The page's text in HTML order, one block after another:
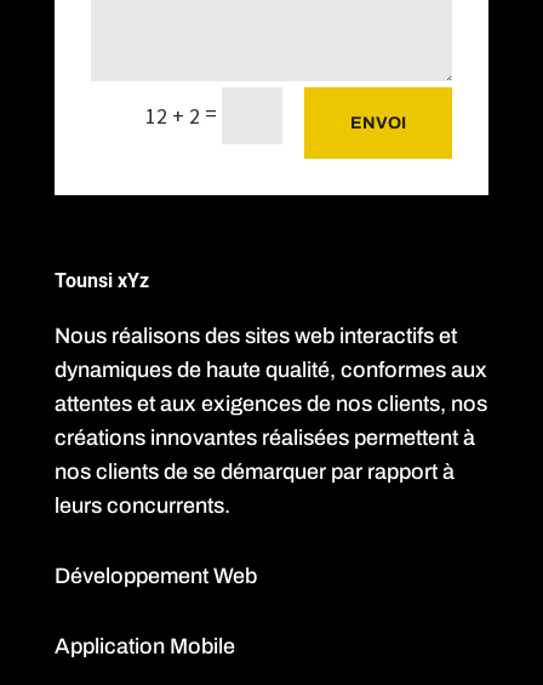
12 + 2 = ENVOI
Tounsi xYz
Nous réalisons des sites web interactifs et
dynamiques de haute qualité, conformes aux
attentes et aux exigences de nos clients, nos
créations innovantes réalisées permettent à
nos clients de se démarquer par rapport à
leurs concurrents.
Développement Web
Application Mobile